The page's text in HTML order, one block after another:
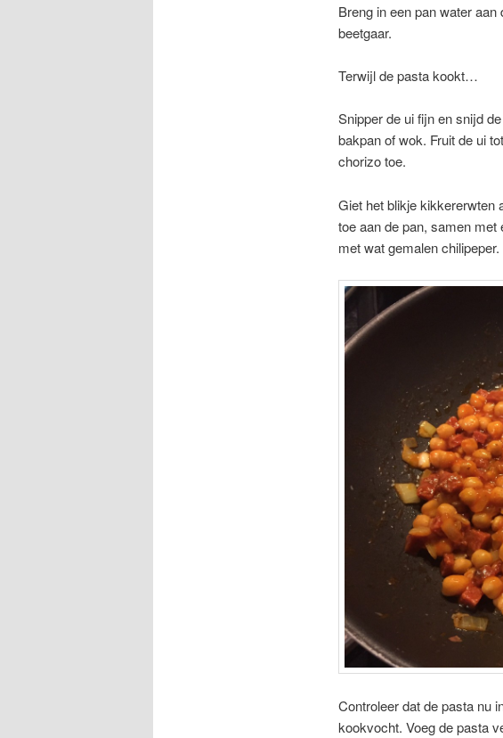
Breng in een pan water
beetgaar.
Terwijl de pasta kookt…
Snipper de ui fijn en snijd
bakpan of wok. Fruit de ui
chorizo toe.
Giet het blikje kikkererwten
toe aan de pan, samen
met wat gemalen
Controleer dat de pasta nu
kookvocht. Voeg de pasta